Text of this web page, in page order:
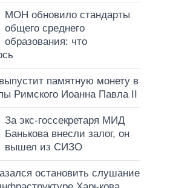
МОН обновило стандарты
общего среднего
образования: что
памятную монету в
Римского Иоанна Павла II
За экс-госсекретаря МИД
Банькова внесли залог, он
вышел из СИЗО
остановить слушание